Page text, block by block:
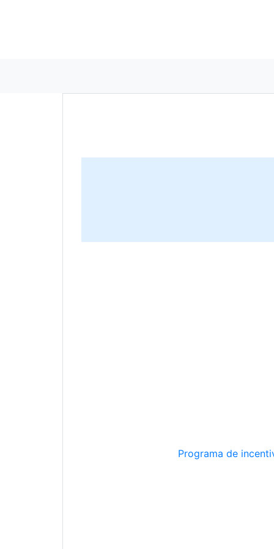
Programa de